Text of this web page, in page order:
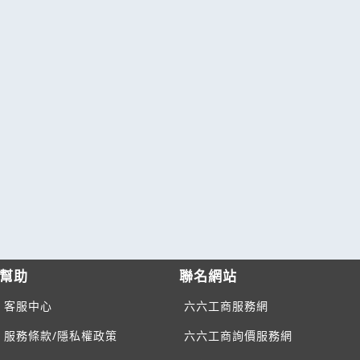
幫助
客服中心
服務條款/隱私權政策
聯名網站
六六工商服務網
六六工商詢價服務網